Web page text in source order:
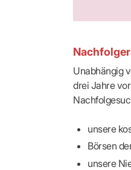
Unabhängig
drei Jahre
unsere
Börsen
unsere